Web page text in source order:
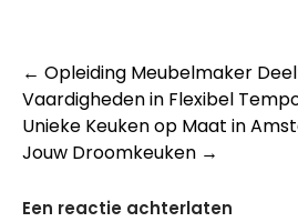
← Opleiding Meubelmaker
Vaardigheden in Flexibel
Unieke Keuken op Maat in
Jouw Droomkeuken →
Een reactie achterlaten